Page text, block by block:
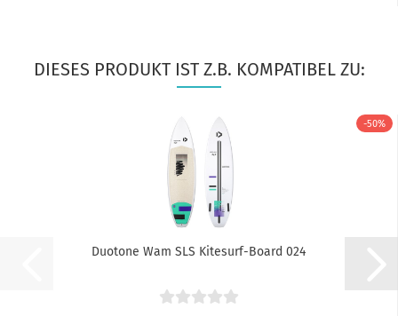
DIESES PRODUKT IST Z.B. KOMPATIBEL ZU:
-50%
Duotone Wam SLS Kitesurf-Board 024